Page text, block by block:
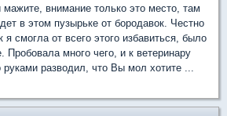
внимание только это место, там
в этом пузырьке от бородавок. Честно
смогла от всего этого избавиться, было
Пробовала много чего, и к ветеринару
руками разводил, что Вы мол хотите ...